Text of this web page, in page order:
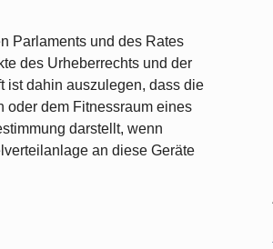
Parlaments und des Rates
des Urheberrechts und der
ist dahin auszulegen, dass die
oder dem Fitnessraum eines
darstellt, wenn
an diese Geräte